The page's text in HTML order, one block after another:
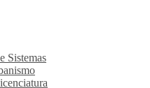
Sistemas